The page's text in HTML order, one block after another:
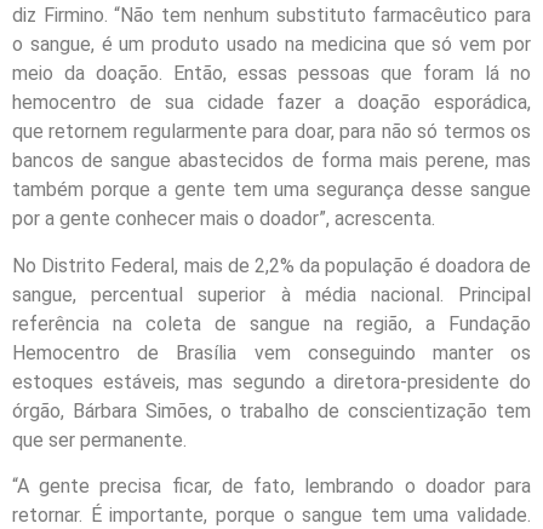
diz Firmino. “Não tem nenhum substituto farmacêutico para
o sangue, é um produto usado na medicina que só vem por
meio da doação. Então, essas pessoas que foram lá no
hemocentro de sua cidade fazer a doação esporádica,
que retornem regularmente para doar, para não só termos os
bancos de sangue abastecidos de forma mais perene, mas
também porque a gente tem uma segurança desse sangue
por a gente conhecer mais o doador”, acrescenta.
No Distrito Federal, mais de 2,2% da população é doadora de
sangue, percentual superior à média nacional. Principal
referência na coleta de sangue na região, a Fundação
Hemocentro de Brasília vem conseguindo manter os
estoques estáveis, mas segundo a diretora-presidente do
órgão, Bárbara Simões, o trabalho de conscientização tem
que ser permanente.
“A gente precisa ficar, de fato, lembrando o doador para
retornar. É importante, porque o sangue tem uma validade.